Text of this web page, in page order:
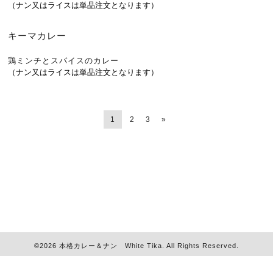
（ナン又はライスは単品注文となります）
キーマカレー
鶏ミンチとスパイスのカレー
（ナン又はライスは単品注文となります）
1 2 3 »
©2026 本格カレー＆ナン White Tika . All Rights Reserved.